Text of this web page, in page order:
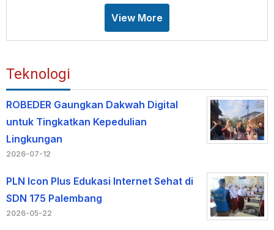
View More
Teknologi
ROBEDER Gaungkan Dakwah Digital
untuk Tingkatkan Kepedulian
Lingkungan
2026-07-12
PLN Icon Plus Edukasi Internet Sehat di
SDN 175 Palembang
2026-05-22